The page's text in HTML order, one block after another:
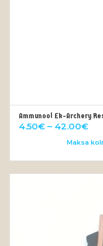
Ammunool Ek-Archery
4.50€ – 42.00€
Maksa